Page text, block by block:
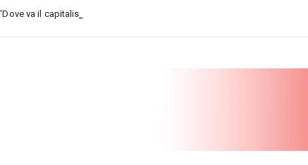
va il capitalismo, dove andia